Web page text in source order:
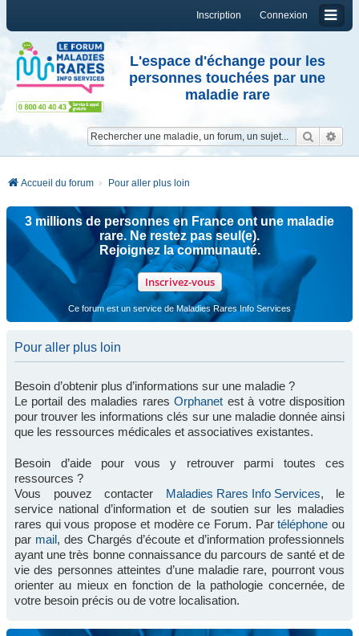
Connexion
Inscription
L'espace d'échange pour les
personnes touchées par une
maladie rare
Accueil du forum Pour aller plus loin
3 millions de personnes en France ont une maladie
rare. Ne restez pas seul(e).
Rejoignez la communauté.
Inscrivez-vous
Ce forum est un service de Maladies Rares Info Services
Pour aller plus loin
Besoin d’obtenir plus d’informations sur une maladie ?
Le portail des maladies raresOrphanet est à votre disposition
pour trouver les informations clés sur une maladie donnée ainsi
que les ressources médicales et associatives existantes.
Besoin d’aide pour vous y retrouver parmi toutes ces
ressources ?
Vous pouvez contacter Maladies Rares Info Services, le
service national d’information et de soutien sur les maladies
rares qui vous propose et modère ce Forum. Partéléphone ou
par mail, des Chargés d’écoute et d’information professionnels
ayant une très bonne connaissance du parcours de santé et de
vie des personnes atteintes d’une maladie rare, pourront vous
orienter au mieux en fonction de la pathologie concernée, de
votre besoin précis ou de votre localisation.